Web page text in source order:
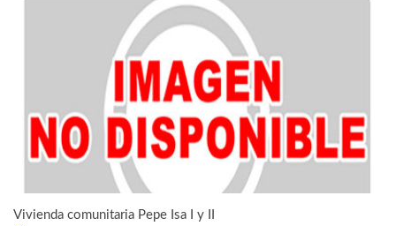
Vivienda comunitaria Pepe Isa I y II